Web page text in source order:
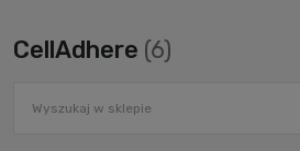
CellAdhere (6)